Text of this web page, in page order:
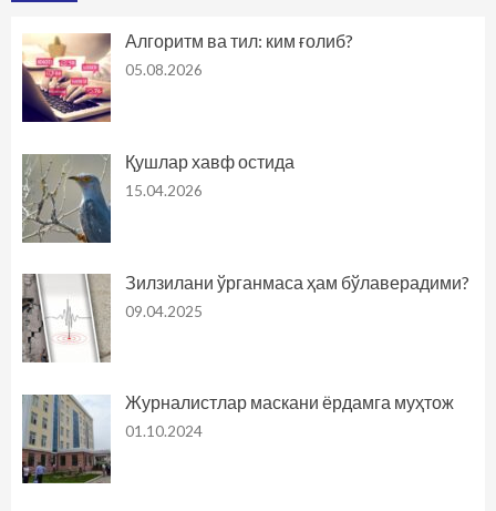
Алгоритм ва тил: ким ғолиб?
05.08.2026
Қушлар хавф остида
15.04.2026
Зилзилани ўрганмаса ҳам бўлаверадими?
09.04.2025
Журналистлар маскани ёрдамга муҳтож
01.10.2024